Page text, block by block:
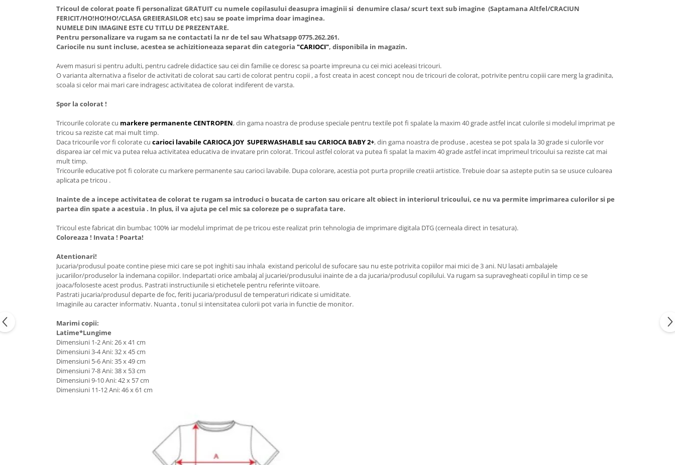
Tricoul de colorat poate fi personalizat GRATUIT cu numele copilasului deasupra imaginii si denumire clasa/ scurt text sub imagine (Saptamana Altfel/CRACIUN
FERICIT/HO!HO!HO!/CLASA GREIERASILOR etc) sau se poate imprima doar imaginea.
NUMELE DIN IMAGINE ESTE CU TITLU DE PREZENTARE.
Pentru personalizare va rugam sa ne contactati la nr de tel sau Whatsapp 0775.262.261.
Cariocile nu sunt incluse, acestea se achizitioneaza separat din categoria "CARIOCI", disponibila in magazin.
Avem masuri si pentru adulti, pentru cadrele didactice sau cei din familie ce doresc sa poarte impreuna cu cei mici aceleasi tricouri.
O varianta alternativa a fiselor de activitati de colorat sau carti de colorat pentru copii , a fost creata in acest concept nou de tricouri de colorat, potrivite pentru copiii care merg la gradinita,
scoala si celor mai mari care indragesc activitatea de colorat indiferent de varsta.
Spor la colorat !
Tricourile colorate cu markere permanente CENTROPEN, din gama noastra de produse speciale pentru textile pot fi spalate la maxim 40 grade astfel incat culorile si modelul imprimat pe
tricou sa reziste cat mai mult timp.
Daca tricourile vor fi colorate cu carioci lavabile CARIOCA JOY SUPERWASHABLE sau CARIOCA BABY 2+, din gama noastra de produse , acestea se pot spala la 30 grade si culorile vor
disparea iar cel mic va putea relua activitatea educativa de invatare prin colorat. Tricoul astfel colorat va putea fi spalat la maxim 40 grade astfel incat imprimeul tricoului sa reziste cat mai
mult timp.
Tricourile educative pot fi colorate cu markere permanente sau carioci lavabile. Dupa colorare, acestia pot purta propriile creatii artistice. Trebuie doar sa astepte putin sa se usuce culoarea
aplicata pe tricou .
Inainte de a incepe activitatea de colorat te rugam sa introduci o bucata de carton sau oricare alt obiect in interiorul tricoului, ce nu va permite imprimarea culorilor si pe
partea din spate a acestuia . In plus, il va ajuta pe cel mic sa coloreze pe o suprafata tare.
Tricoul este fabricat din bumbac 100% iar modelul imprimat de pe tricou este realizat prin tehnologia de imprimare digitala DTG (cerneala direct in tesatura).
Coloreaza ! Invata ! Poarta!
Atentionari!
Jucaria/produsul poate contine piese mici care se pot inghiti sau inhala existand pericolul de sufocare sau nu este potrivita copiilor mai mici de 3 ani. NU lasati ambalajele
jucariilor/produselor la indemana copiilor. Indepartati orice ambalaj al jucariei/produsului inainte de a da jucaria/produsul copilului. Va rugam sa supravegheati copilul in timp ce se
joaca/foloseste acest produs. Pastrati instructiunile si etichetele pentru referinte viitoare.
Pastrati jucaria/produsul departe de foc, feriti jucaria/produsul de temperaturi ridicate si umiditate.
Imaginile au caracter informativ. Nuanta , tonul si intensitatea culorii pot varia in functie de monitor.
Marimi copii:
Latime*Lungime
Dimensiuni 1-2 Ani: 26 x 41 cm
Dimensiuni 3-4 Ani: 32 x 45 cm
Dimensiuni 5-6 Ani: 35 x 49 cm
Dimensiuni 7-8 Ani: 38 x 53 cm
Dimensiuni 9-10 Ani: 42 x 57 cm
Dimensiuni 11-12 Ani: 46 x 61 cm